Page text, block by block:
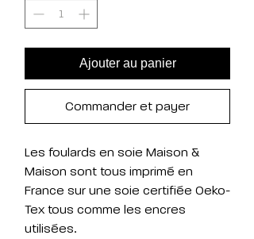
Ajouter au panier
Commander et payer
Les foulards en soie Maison &
Maison sont tous imprimé en
France sur une soie certifiée Oeko-
Tex tous comme les encres
utilisées.